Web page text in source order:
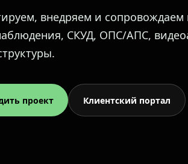
внедряем и
СКУД, ОПС/АПС,
проект Клиентский портал